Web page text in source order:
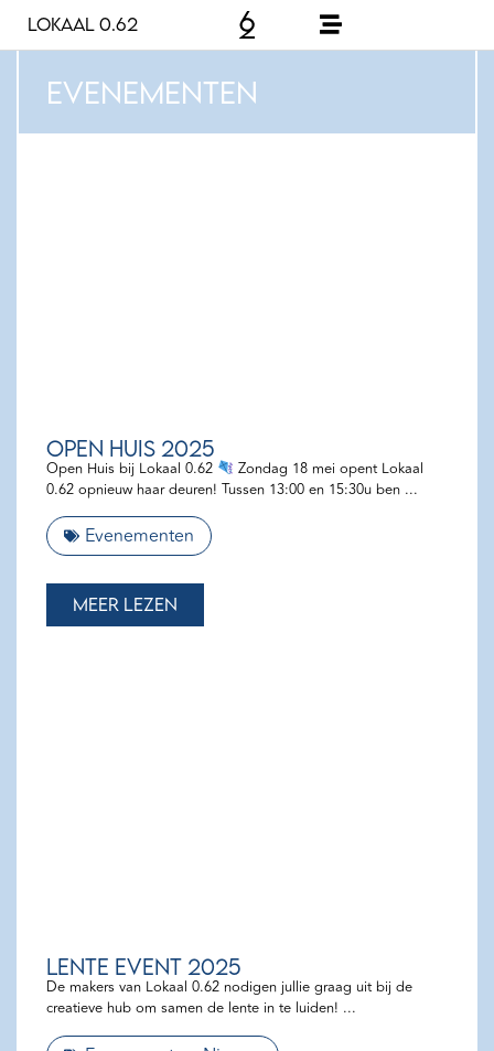
Lokaal 0.62
Evenementen
OPEN HUIS 2025
Open Huis bij Lokaal 0.62
Zondag 18 mei opent Lokaal
0.62 opnieuw haar deuren! Tussen 13:00 en 15:30u ben
Evenementen
Meer lezen
Lente event 2025
De makers van Lokaal 0.62 nodigen jullie graag uit bij de
creatieve hub om samen de lente in te luiden!